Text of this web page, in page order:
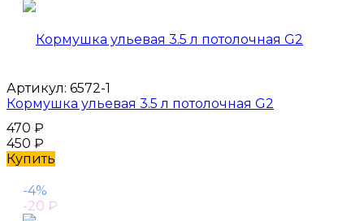
Артикул: 6572-1
Кормушка ульевая 3.5 л потолочная G2
470 ₽
450 ₽
Купить
-4%
-20 ₽